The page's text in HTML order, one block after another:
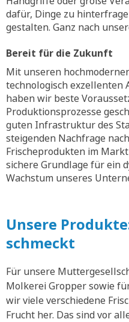
dafür, Dinge zu
gestalten. Ganz nach
Bereit für die Zukunft
Mit unseren
technologisch exzellenten
haben wir beste
Produktionsprozesse
guten Infrastruktur des
steigenden Nachfrage
Frischeprodukten im
sichere Grundlage für ein
Wachstum unseres
Unsere
schmeckt
Für unsere
Molkerei Gropper sowie
wir viele verschiedene
Frucht her. Das sind vor